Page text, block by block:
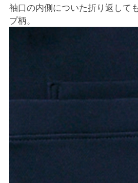
袖口の内側についた折り返して
プ柄。